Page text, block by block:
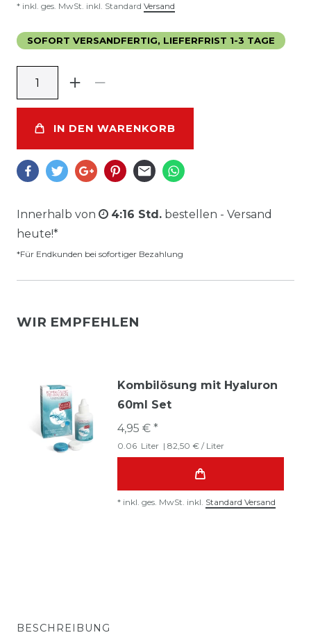
* inkl. ges. MwSt. inkl. Standard Versand
SOFORT VERSANDFERTIG, LIEFERFRIST 1-3 TAGE
IN DEN WARENKORB
Innerhalb von 4:16 Std. bestellen - Versand
heute!*
*Für Endkunden bei sofortiger Bezahlung
WIR EMPFEHLEN
Kombilösung mit Hyaluron
60ml Set
4,95 € *
0.06 Liter | 82,50 € / Liter
* inkl. ges. MwSt. inkl. Standard Versand
BESCHREIBUNG